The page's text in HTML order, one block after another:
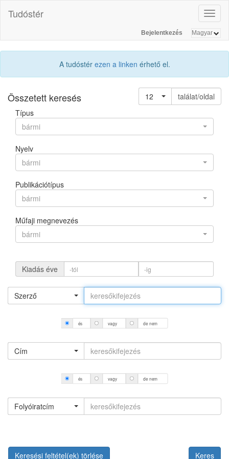
Tudóstér
Bejelentkezés
A tudóstér ezen a linken érhető el.
Összetett keresés 12
találat/oldal
Típus
bármi
Nyelv
bármi
Publikációtípus
bármi
Műfaji megnevezés
bármi
Kiadás éve
Szerző
és vagy de nem
Cím
és vagy de nem
Folyóiratcím
Keresési feltétel(ek) törlése